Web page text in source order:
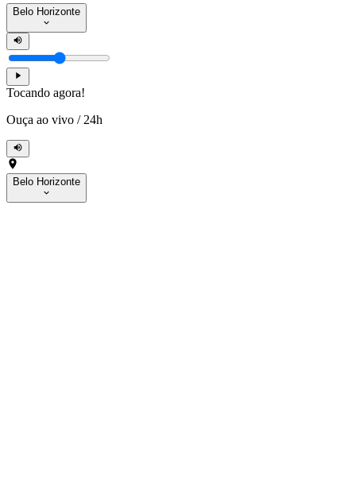
Belo Horizonte
Tocando agora!
Ouça ao vivo / 24h
Belo Horizonte